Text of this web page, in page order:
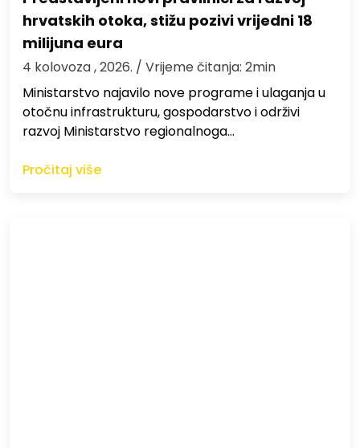
hrvatskih otoka, stižu pozivi vrijedni 18
milijuna eura
4 kolovoza , 2026. / Vrijeme čitanja: 2min
Ministarstvo najavilo nove programe i ulaganja u
otočnu infrastrukturu, gospodarstvo i održivi
razvoj Ministarstvo regionalnoga…
Pročitaj više